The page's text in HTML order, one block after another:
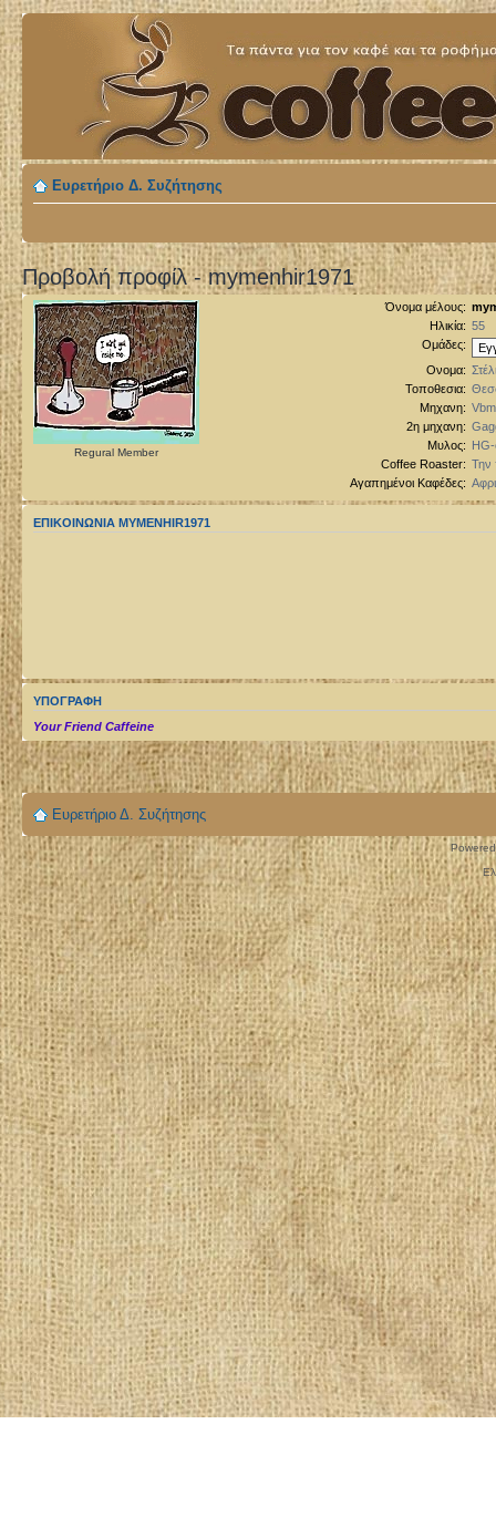
Ευρετήριο Δ. Συζήτησης
Προβολή προφίλ - mymenhir1971
Regural Member
Όνομα μέλους:
Ηλικία: 55
Ομάδες:
Ονομα:
Τοποθεσια:
Μηχανη:
2η μηχανη:
Μυλος:
Coffee Roaster: Την
Αγαπημένοι Καφέδες:
ΕΠΙΚΟΙΝΩΝΙΑ MYMENHIR1971
ΥΠΟΓΡΑΦΉ
Your Friend Caffeine
Ευρετήριο Δ. Συζήτησης